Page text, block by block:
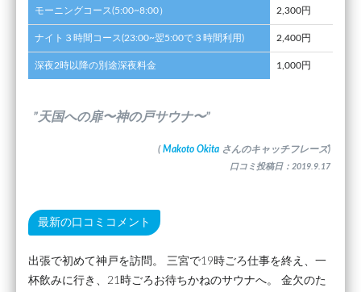
モーニングコース(5:00~8:00） 2,300円
ナイト３時間コース(23:00~翌5:00で３時間利用) 2,400円
深夜2時以降の別途深夜料金 1,000円
”天国への扉〜神の戸サウナ〜”
( Makoto Okita さんのキャッチフレーズ)
口コミ投稿日：2019.9.17
最新の口コミコメント
出張で初めて神戸を訪問。 三宮で19時ごろ仕事を終え、一
杯飲みに行き、21時ごろお待ちかねのサウナへ。 金欠のた